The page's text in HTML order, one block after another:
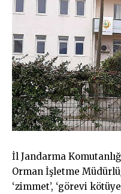
İl Jandarma
Orman İşletme
‘zimmet’, ‘görevi